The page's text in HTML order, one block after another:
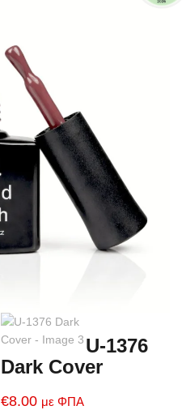
U-1376
Dark Cover
€8.00 με ΦΠΑ